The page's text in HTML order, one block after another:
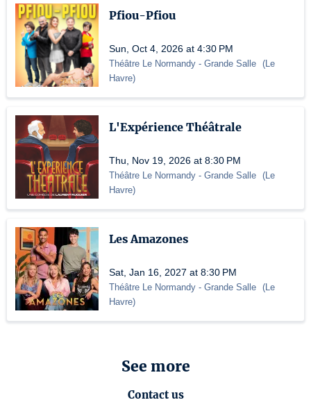
Pfiou-Pfiou
Sun, Oct 4, 2026 at 4:30 PM
Théâtre Le Normandy - Grande Salle (Le
Havre)
L'Expérience Théâtrale
Thu, Nov 19, 2026 at 8:30 PM
Théâtre Le Normandy - Grande Salle (Le
Havre)
Les Amazones
Sat, Jan 16, 2027 at 8:30 PM
Théâtre Le Normandy - Grande Salle (Le
Havre)
See more
Contact us